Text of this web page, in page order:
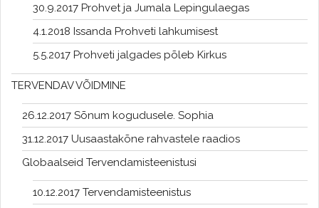
30.9.2017 Prohvet ja Jumala Lepingulaegas
4.1.2018 Issanda Prohveti lahkumisest
5.5.2017 Prohveti jalgades põleb Kirkus
TERVENDAV VÕIDMINE
26.12.2017 Sõnum kogudusele. Sophia
31.12.2017 Uusaastakõne rahvastele raadios
Globaalseid Tervendamisteenistusi
10.12.2017 Tervendamisteenistus